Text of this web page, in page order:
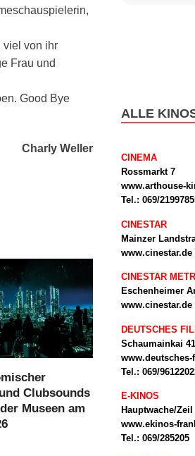
viel von ihr
Frau und
Good Bye
Charly Weller
Clubsounds
Museen am
ALLE
CINEMA
Rossmarkt 7
www.arthouse-
Tel.: 069/
CINESTAR
Mainzer
www.cinestar.de
CINESTAR
Eschenheimer
www.cinestar.de
DEUTSCHES
Schaumainkai 41
Tel.: 069/
E-KINOS
Hauptwache/Zeil
www.ekinos-
Tel.: 069/285205